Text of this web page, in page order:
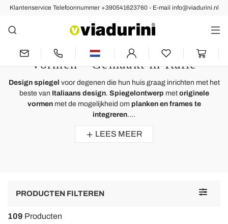
Klantenservice Telefoonnummer +390541623760 - E-mail info@viadurini.nl
Design Spiegels met
Onregelmatige en Geometrische
Vormen - Gemaakt in Italië
Design spiegel voor degenen die hun huis graag inrichten met het
beste van Italiaans design. Spiegelontwerp met originele
vormenmet de mogelijkheid om planken en frames te
integreren....
LEES MEER
Toggle
PRODUCTEN FILTEREN
109 Producten